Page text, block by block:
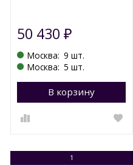
50 430₽
Москва: 9 шт.
Москва: 5 шт.
В корзину
1